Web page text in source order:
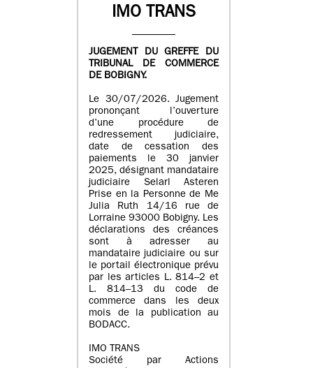
IMO TRANS
JUGEMENT DU GREFFE DU
TRIBUNAL DE COMMERCE
DE BOBIGNY.
Le 30/07/2026. Jugement
prononçant l’ouverture
d’une procédure de
redressement judiciaire,
date de cessation des
paiements le 30 janvier
2025, désignant mandataire
judiciaire Selarl Asteren
Prise en la Personne de Me
Julia Ruth 14/16 rue de
Lorraine 93000 Bobigny. Les
déclarations des créances
sont à adresser au
mandataire judiciaire ou sur
le portail électronique prévu
par les articles L. 814–2 et
L. 814–13 du code de
commerce dans les deux
mois de la publication au
BODACC.
IMO TRANS
Société par Actions